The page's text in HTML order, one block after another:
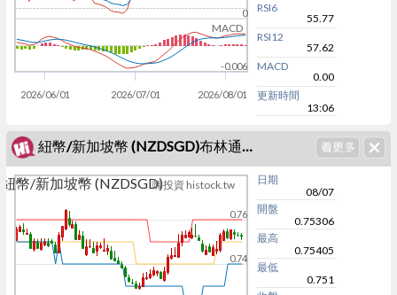
MACD
2026/06/01 2026/07/01 2026/08/01
0
-0.006
RSI6
55.77
RSI12
57.62
MACD
0.00
更新時間
13:06
紐幣/新加坡幣 (NZDSGD)布林通道
紐幣/新加坡幣 (NZDSGD)嗨投資 histock.tw
0.74
0.76
日期
08/07
開盤
0.75306
最高
0.75405
最低
0.751